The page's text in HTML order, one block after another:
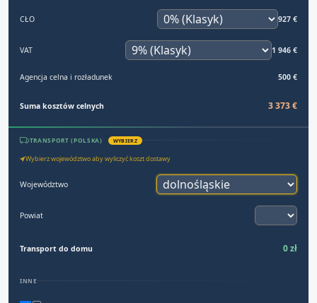
CŁO 927 €
VAT 1 946 €
Agencja celna i rozładunek 500 €
Suma kosztów celnych 3 373 €
TRANSPORT (POLSKA) WYBIERZ
Wybierz województwo aby wyliczyć koszt dostawy
Województwo
Powiat
Transport do domu 0 zł
INNE